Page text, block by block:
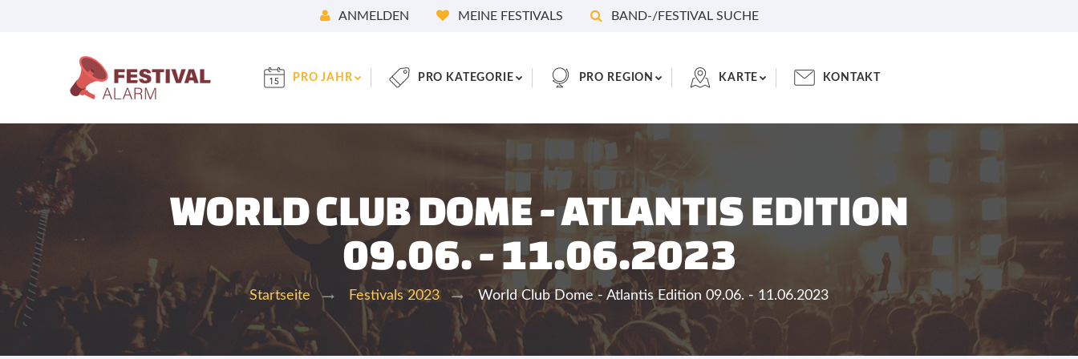
ANMELDEN MEINE FESTIVALS BAND-/FESTIVAL SUCHE
PRO JAHR PRO KATEGORIE PRO REGION KARTE KONTAKT
WORLD CLUB DOME - ATLANTIS EDITION
09.06. - 11.06.2023
Startseite Festivals 2023 World Club Dome - Atlantis Edition 09.06. - 11.06.2023